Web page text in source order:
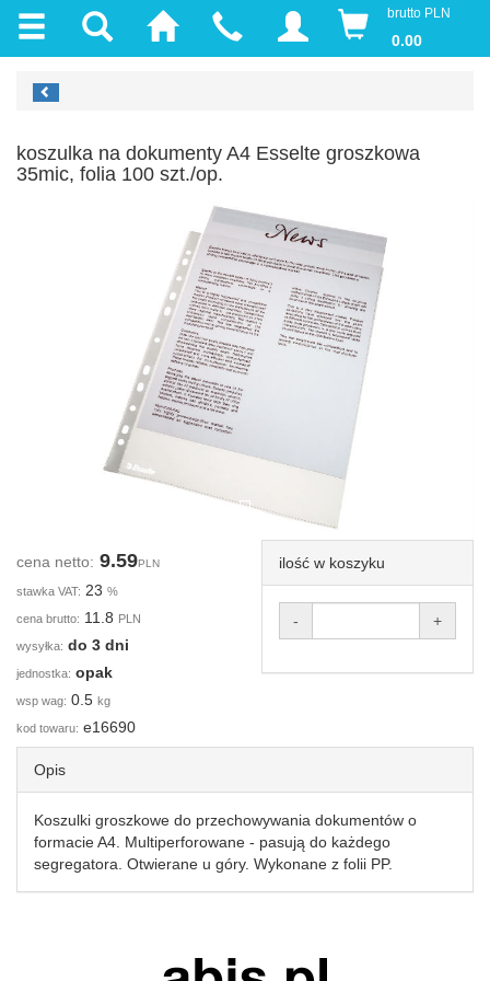
brutto PLN
0.00
koszulka na dokumenty A4 Esselte groszkowa
35mic, folia 100 szt./op.
cena netto: 9.59PLN
stawka VAT: 23 %
cena brutto: 11.8 PLN
wysyłka: do 3 dni
jednostka: opak
wsp wag: 0.5 kg
kod towaru: e16690
ilość w koszyku
- +
Opis
Koszulki groszkowe do przechowywania dokumentów o
formacie A4. Multiperforowane - pasują do każdego
segregatora. Otwierane u góry. Wykonane z folii PP.